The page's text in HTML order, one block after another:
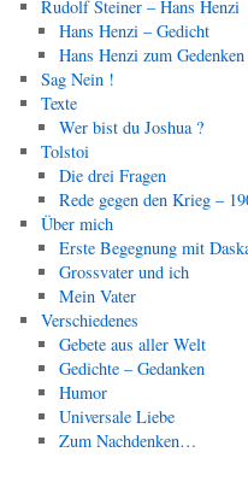
Rudolf Steiner – Hans Henzi
Hans Henzi – Gedicht
Hans Henzi zum Gedenken
Sag Nein !
Texte
Wer bist du Joshua ?
Tolstoi
Die drei Fragen
Rede gegen den Krieg –
Über mich
Erste Begegnung mit
Grossvater und ich
Mein Vater
Verschiedenes
Gebete aus aller Welt
Gedichte – Gedanken
Humor
Universale Liebe
Zum Nachdenken…